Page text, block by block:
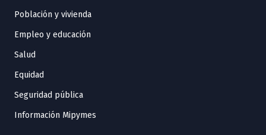
Población y vivienda
Empleo y educación
Salud
Equidad
Seguridad pública
Información Mipymes